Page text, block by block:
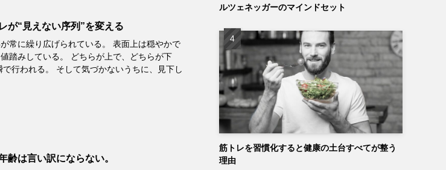
が“見えない序列”を変える
常に繰り広げられている。 表面上は穏やかで
踏みしている。 どちらが上で、どちらが下
行われる。 そして気づかないうちに、見下し
齢は言い訳にならない。
ルツェネッガーのマインドセット
筋トレを習慣化すると健康の土台すべてが整う
理由